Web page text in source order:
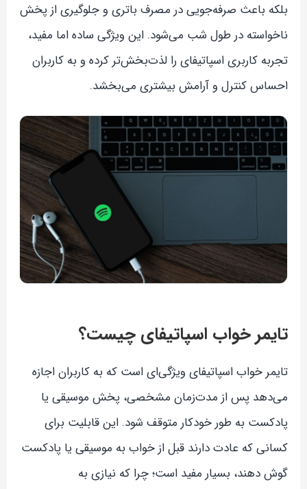
بلکه باعث صرفه‌جویی در مصرف باتری و جلوگیری از پخش
ناخواسته در طول شب می‌شود. این ویژگی ساده اما مفید،
تجربه کاربری اسپاتیفای را لذت‌بخش‌تر کرده و به کاربران
احساس کنترل و آرامش بیشتری می‌بخشد.
تایمر خواب اسپاتیفای چیست؟
تایمر خواب اسپاتیفای ویژگی‌ای است که به کاربران اجازه
می‌دهد پس از مدت‌زمان مشخصی، پخش موسیقی یا
پادکست به طور خودکار متوقف شود. این قابلیت برای
کسانی که عادت دارند قبل از خواب به موسیقی یا پادکست
گوش دهند، بسیار مفید است؛ چرا که نیازی به